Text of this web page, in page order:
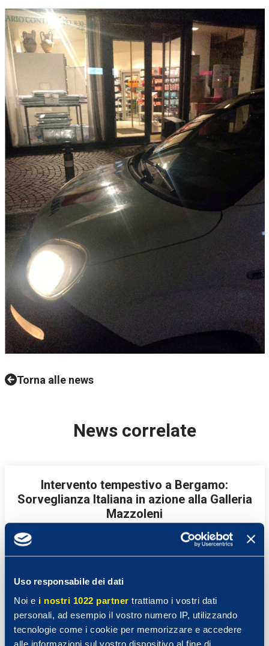
Uso responsabile dei dati
Noi e i nostri 1022 partner trattiamo i vostri dati
personali, ad esempio il vostro numero IP, utilizzando
tecnologie come i cookie per memorizzare e accedere
alle informazioni sul vostro dispositivo al fine di
Torna alle news
News correlate
Intervento tempestivo a Bergamo:
Sorveglianza Italiana in azione alla Galleria
Mazzoleni
Intervento tempestivo di Sorveglianza Italiana alla
Galleria Mazzoleni di Bergamo. Le nostre Guardie
dell’incendio. In perfetta sinergia con i Vigili del Fuoco e
le Forze dell’Ordine hanno gestito in sicurezza un
principio d’incendio in centro città.